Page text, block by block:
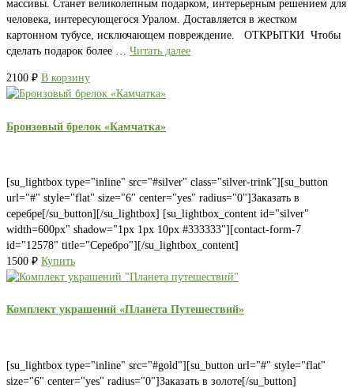
массивы. Станет великолепным подарком, интерьерным решением для
человека, интересующегося Уралом. Доставляется в жестком
картонном тубусе, исключающем повреждение. ОТКРЫТКИ Чтобы
сделать подарок более … Читать далее
2100 ₽ В корзину
Бронзовый брелок «Камчатка»
[su_lightbox type="inline" src="#silver" class="silver-trink"][su_button
url="#" style="flat" size="6" center="yes" radius="0"]Заказать в
серебре[/su_button][/su_lightbox] [su_lightbox_content id="silver"
width=600px" shadow="1px 1px 10px #333333"][contact-form-7
id="12578" title="Серебро"][/su_lightbox_content]
1500 ₽ Купить
Комплект украшений «Планета Путешествий»
[su_lightbox type="inline" src="#gold"][su_button url="#" style="flat"
size="6" center="yes" radius="0"]Заказать в золоте[/su_button]